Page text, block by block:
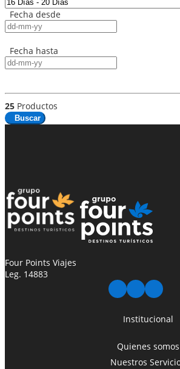
Fecha desde
Fecha hasta
25 Productos
Buscar
Four Points Viajes
Leg. 14883
Institucional
Quienes somos
Nuestros